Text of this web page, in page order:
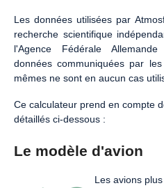
Les données utilisées par
recherche scientifique
l'Agence Fédérale
données communiquées par
mêmes ne sont en aucun cas
Ce calculateur prend en compte
détaillés ci-dessous :
Le modèle d'avion
Les avions